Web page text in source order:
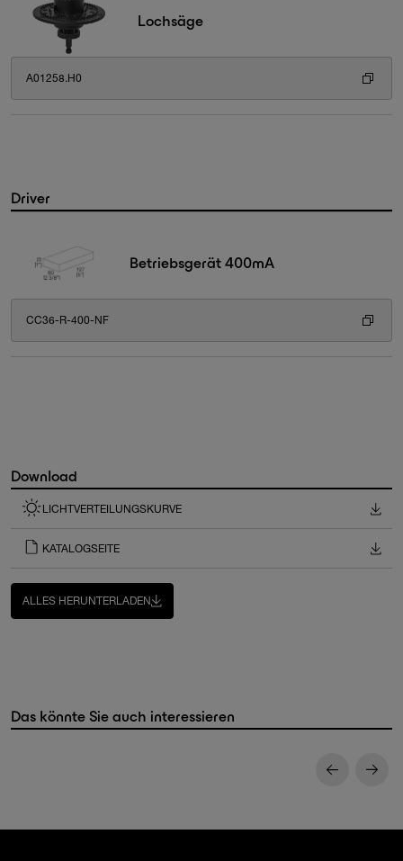
Lochsäge
A01258.H0
Driver
Betriebsgerät 400mA
CC36-R-400-NF
Download
LICHTVERTEILUNGSKURVE
KATALOGSEITE
ALLES HERUNTERLADEN
Das könnte Sie auch interessieren